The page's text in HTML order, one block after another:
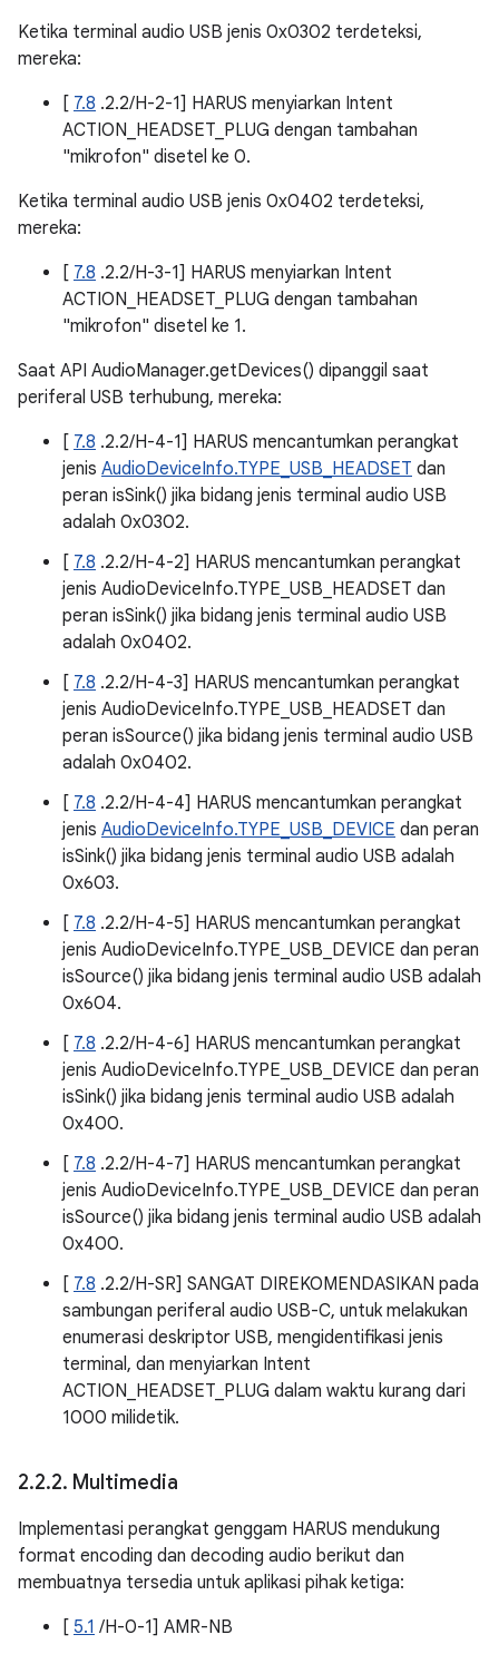
Ketika terminal audio USB jenis 0x0302 terdeteksi,
mereka:
[ 7.8 .2.2/H-2-1] HARUS menyiarkan Intent
ACTION_HEADSET_PLUG dengan tambahan
"mikrofon" disetel ke 0.
Ketika terminal audio USB jenis 0x0402 terdeteksi,
mereka:
[ 7.8 .2.2/H-3-1] HARUS menyiarkan Intent
ACTION_HEADSET_PLUG dengan tambahan
"mikrofon" disetel ke 1.
Saat API AudioManager.getDevices() dipanggil saat
periferal USB terhubung, mereka:
[ 7.8 .2.2/H-4-1] HARUS mencantumkan perangkat
jenis AudioDeviceInfo.TYPE_USB_HEADSET dan
peran isSink() jika bidang jenis terminal audio USB
adalah 0x0302.
[ 7.8 .2.2/H-4-2] HARUS mencantumkan perangkat
jenis AudioDeviceInfo.TYPE_USB_HEADSET dan
peran isSink() jika bidang jenis terminal audio USB
adalah 0x0402.
[ 7.8 .2.2/H-4-3] HARUS mencantumkan perangkat
jenis AudioDeviceInfo.TYPE_USB_HEADSET dan
peran isSource() jika bidang jenis terminal audio USB
adalah 0x0402.
[ 7.8 .2.2/H-4-4] HARUS mencantumkan perangkat
jenis AudioDeviceInfo.TYPE_USB_DEVICE dan peran
isSink() jika bidang jenis terminal audio USB adalah
0x603.
[ 7.8 .2.2/H-4-5] HARUS mencantumkan perangkat
jenis AudioDeviceInfo.TYPE_USB_DEVICE dan peran
isSource() jika bidang jenis terminal audio USB adalah
0x604.
[ 7.8 .2.2/H-4-6] HARUS mencantumkan perangkat
jenis AudioDeviceInfo.TYPE_USB_DEVICE dan peran
isSink() jika bidang jenis terminal audio USB adalah
0x400.
[ 7.8 .2.2/H-4-7] HARUS mencantumkan perangkat
jenis AudioDeviceInfo.TYPE_USB_DEVICE dan peran
isSource() jika bidang jenis terminal audio USB adalah
0x400.
[ 7.8 .2.2/H-SR] SANGAT DIREKOMENDASIKAN pada
sambungan periferal audio USB-C, untuk melakukan
enumerasi deskriptor USB, mengidentifikasi jenis
terminal, dan menyiarkan Intent
ACTION_HEADSET_PLUG dalam waktu kurang dari
1000 milidetik.
2.2.2. Multimedia
Implementasi perangkat genggam HARUS mendukung
format encoding dan decoding audio berikut dan
membuatnya tersedia untuk aplikasi pihak ketiga:
[ 5.1 /H-0-1] AMR-NB